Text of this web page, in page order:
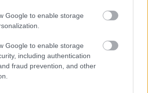
Google to enable storage
Google to enable storage
including authentication
fraud prevention, and other
a zöldebb
DAIGE X Woodapest